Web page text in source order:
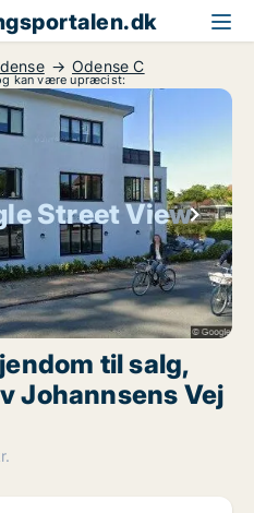
Odense C
kan være upræcist:
Street View
til salg,
Johannsens Vej